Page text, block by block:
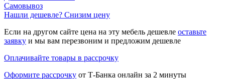
Самовывоз
Нашли дешевле? Снизим цену
Если на другом сайте цена на эту мебель дешевле оставьте
заявку и мы вам перезвоним и предложим дешевле
Оплачивайте товары в рассрочку
Оформите рассрочку от Т-Банка онлайн за 2 минуты